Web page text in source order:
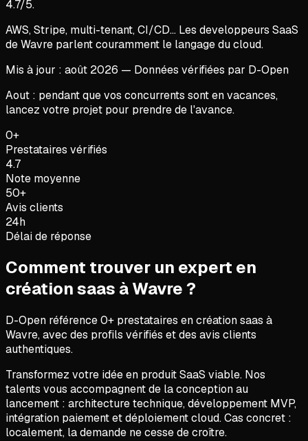
4.7/5.
AWS, Stripe, multi-tenant, CI/CD... Les developpeurs SaaS
de Wavre parlent couramment le langage du cloud.
Mis à jour : août 2026 — Données vérifiées par D-Open
Aout : pendant que vos concurrents sont en vacances,
lancez votre projet pour prendre de l'avance.
0+
Prestataires vérifiés
4.7
Note moyenne
50+
Avis clients
24h
Délai de réponse
Comment trouver un expert en
création saas àWavre?
D-Open référence0+ prestataires encréation saas à
Wavre, avec des profils vérifiés et des avis clients
authentiques.
Transformez votre idée en produit SaaS viable. Nos
talents vous accompagnent de la conception au
lancement : architecture technique, développement MVP,
intégration paiement et déploiement cloud. Cas concret :
localement, la demande ne cesse de croître.